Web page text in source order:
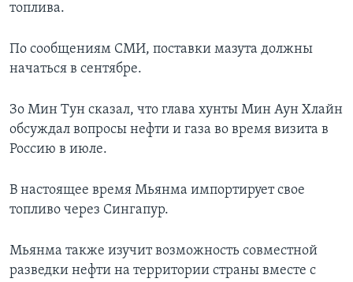
топлива.
По сообщениям СМИ, поставки мазута должны
начаться в сентябре.
Зо Мин Тун сказал, что глава хунты Мин Аун Хлайн
обсуждал вопросы нефти и газа во время визита в
Россию в июле.
В настоящее время Мьянма импортирует свое
топливо через Сингапур.
Мьянма также изучит возможность совместной
разведки нефти на территории страны вместе с